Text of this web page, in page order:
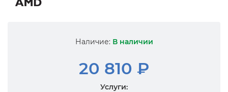
Наличие: В наличии
20 810 ₽
Услуги: